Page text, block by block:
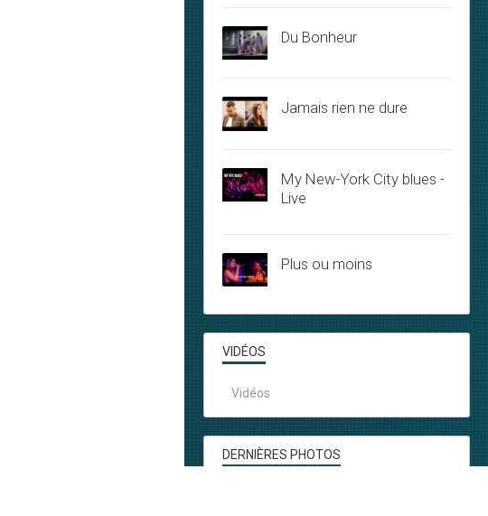
Du Bonheur
Jamais rien ne dure
My New-York City blues -
Live
Plus ou moins
VIDÉOS
Vidéos
DERNIÈRES PHOTOS